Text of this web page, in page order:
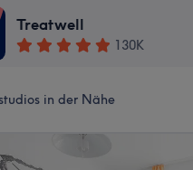
Treatwell
130K
in der Nähe